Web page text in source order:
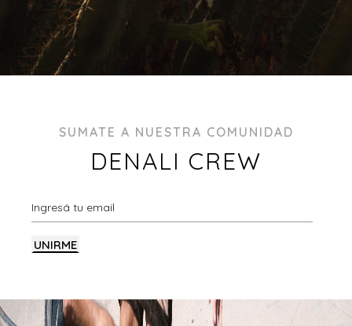
SUMATE A NUESTRA COMUNIDAD
DENALI CREW
UNIRME